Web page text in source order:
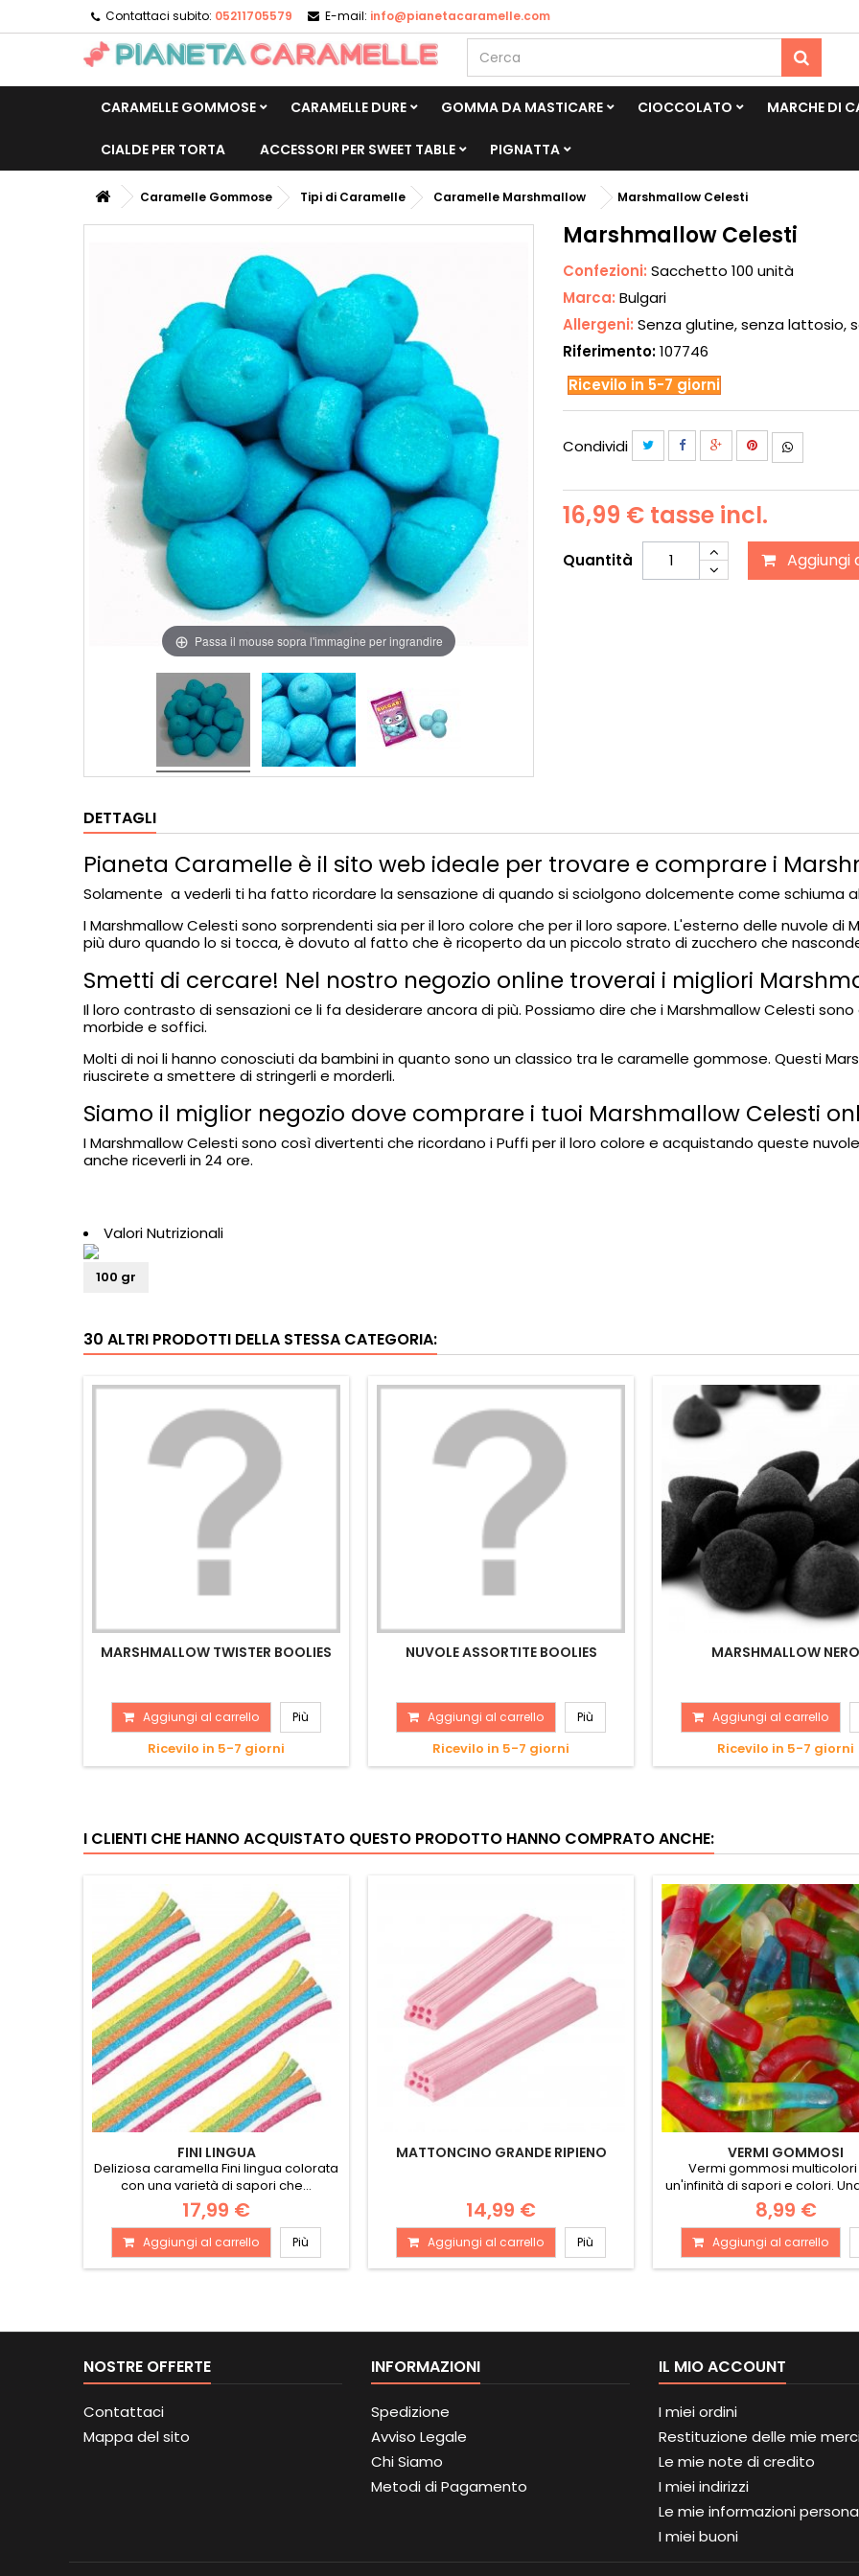
Contattaci subito: 05211705579 E-mail: info@pianetacaramelle.com
CARAMELLE GOMMOSE CARAMELLE DURE GOMMA DA MASTICARE CIOCCOLATO MARCHE DI
CIALDE PER TORTA ACCESSORI PER SWEET TABLE PIGNATTA
Caramelle Gommose Tipi di Caramelle Caramelle Marshmallow Marshmallow Celesti
Passa il mouse sopra l'immagine per ingrandire
Marshmallow Celesti
Confezioni:Sacchetto 100 unità
Marca:Bulgari
Allergeni:Senza glutine, senza lattosio,
Riferimento: 107746
Ricevilo in 5-7 giorni
Condividi
16,99 € tasse incl.
Quantità Aggiungi
DETTAGLI
Pianeta Caramelle è il sito web ideale per trovare e comprare i
Solamente a vederli ti ha fatto ricordare la sensazione di quando si sciolgono dolcemente come schiuma
I Marshmallow Celesti sono sorprendenti sia per il loro colore che per il loro sapore. L'esterno delle nuvole di
più duro quando lo si tocca, è dovuto al fatto che è ricoperto da un piccolo strato di zucchero che
Smetti di cercare! Nel nostro negozio online troverai i migliori
Il loro contrasto di sensazioni ce li fa desiderare ancora di più. Possiamo dire che i Marshmallow Celesti
morbide e soffici.
Molti di noi li hanno conosciuti da bambini in quanto sono un classico tra le caramelle gommose. Questi
riuscirete a smettere di stringerli e morderli.
Siamo il miglior negozio dove comprare i tuoi Marshmallow Celesti
I Marshmallow Celesti sono così divertenti che ricordano i Puffi per il loro colore e acquistando queste
anche riceverli in 24 ore.
Valori Nutrizionali
100 gr
30 ALTRI PRODOTTI DELLA STESSA CATEGORIA:
MARSHMALLOW TWISTER BOOLIES
Aggiungi al carrello Più
Ricevilo in 5-7 giorni
NUVOLE ASSORTITE BOOLIES
Aggiungi al carrello Più
Ricevilo in 5-7 giorni
MARSHMALLOW NERO
Aggiungi al carrello
Ricevilo in 5-7 giorni
I CLIENTI CHE HANNO ACQUISTATO QUESTO PRODOTTO HANNO COMPRATO ANCHE:
FINI LINGUA
Deliziosa caramella Fini lingua colorata
con una varietà di sapori che...
17,99 €
Aggiungi al carrello Più
MATTONCINO GRANDE RIPIENO
14,99 €
Aggiungi al carrello Più
VERMI GOMMOSI
Vermi gommosi
un'infinità di sapori e colori.
per...
8,99 €
Aggiungi al carrello
NOSTRE OFFERTE
Contattaci
Mappa del sito
INFORMAZIONI
Spedizione
Avviso Legale
Chi Siamo
Metodi di Pagamento
IL MIO ACCOUNT
I miei ordini
Restituzione delle mie
Le mie note di credito
I miei indirizzi
Le mie informazioni
I miei buoni